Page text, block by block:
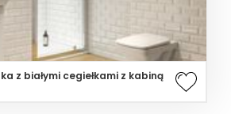
z białymi cegiełkami z kabiną